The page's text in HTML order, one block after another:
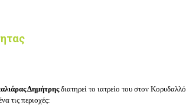
Δημήτρηςδιατηρεί το ιατρείο του στον Κορυδαλλό
τις περιοχές: